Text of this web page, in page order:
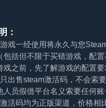
：
戏一经使用将永久与您
包括但不限于买错游戏，配
戏之前，先了解游戏的配置
出售steam激活码，不会索
人员假借平台名义索要任何账
活码均为正版渠道，价格相